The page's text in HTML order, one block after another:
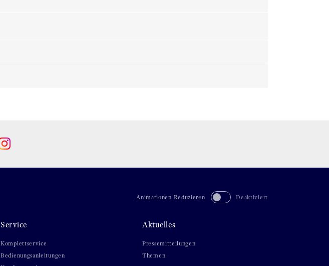
Animationen Reduzieren Deaktiviert
Service
Komplettservice
Bedienungsanleitungen
Aktuelles
Pressemitteilungen
Themen